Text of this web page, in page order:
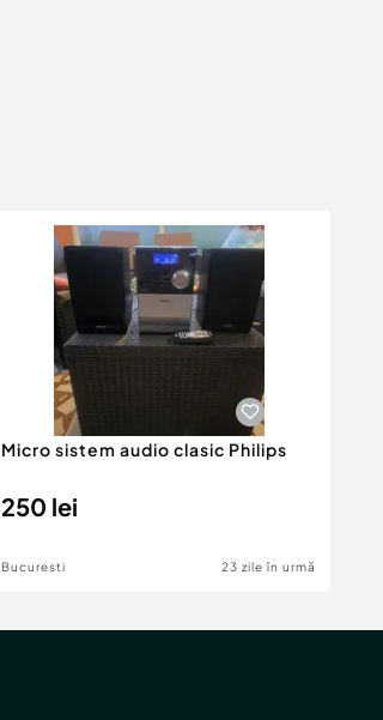
Micro sistem audio clasic Philips
250 lei
Bucuresti 23 zile în urmă